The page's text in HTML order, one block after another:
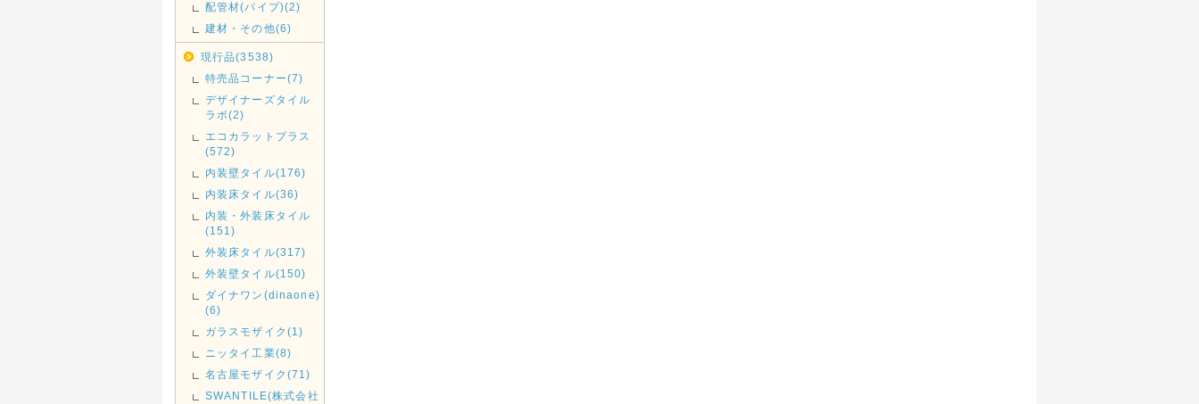
配管材(パイプ)(2)
建材・その他(6)
現行品(3538)
特売品コーナー(7)
デザイナーズタイル
ラボ(2)
エコカラットプラス
(572)
内装壁タイル(176)
内装床タイル(36)
内装・外装床タイル
(151)
外装床タイル(317)
外装壁タイル(150)
ダイナワン(dinaone)
(6)
ガラスモザイク(1)
ニッタイ工業(8)
名古屋モザイク(71)
SWANTILE(株式会社